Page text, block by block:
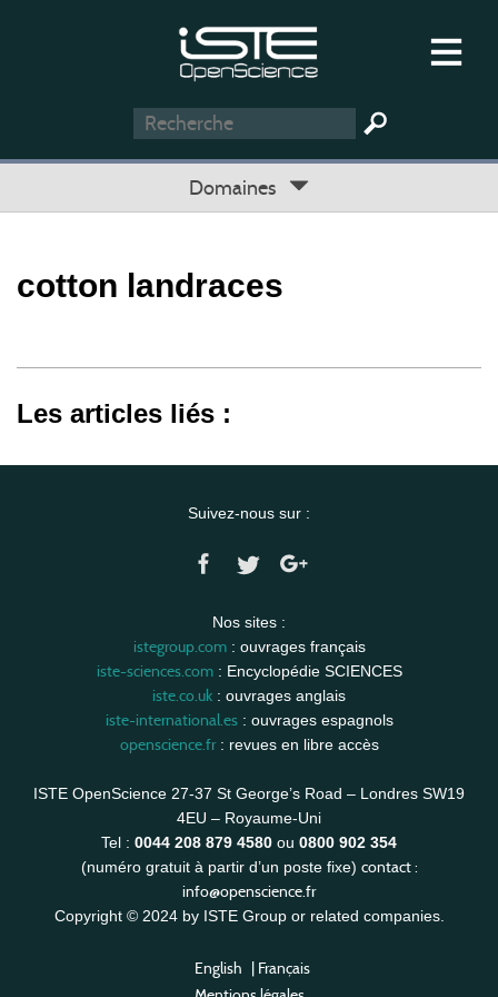
Domaines
cotton landraces
Les articles liés :
Suivez-nous sur :
Nos sites :
istegroup.com: ouvrages français
iste-sciences.com: Encyclopédie SCIENCES
iste.co.uk : ouvrages anglais
iste-international.es: ouvrages espagnols
openscience.fr: revues en libre accès
ISTE OpenScience 27-37 St George’s Road – Londres SW19
4EU – Royaume-Uni
Tel : 0044 208 879 4580 ou 0800 902 354
(numéro gratuit à partir d’un poste fixe) contact :
info@openscience.fr
Copyright © 2024 by ISTE Group or related companies.
English | Français